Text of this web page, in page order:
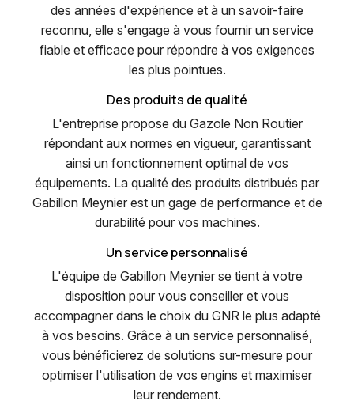
des années d'expérience et à un savoir-faire
reconnu, elle s'engage à vous fournir un service
fiable et efficace pour répondre à vos exigences
les plus pointues.
Des produits de qualité
L'entreprise propose du Gazole Non Routier
répondant aux normes en vigueur, garantissant
ainsi un fonctionnement optimal de vos
équipements. La qualité des produits distribués par
Gabillon Meynier est un gage de performance et de
durabilité pour vos machines.
Un service personnalisé
L'équipe de Gabillon Meynier se tient à votre
disposition pour vous conseiller et vous
accompagner dans le choix du GNR le plus adapté
à vos besoins. Grâce à un service personnalisé,
vous bénéficierez de solutions sur-mesure pour
optimiser l'utilisation de vos engins et maximiser
leur rendement.